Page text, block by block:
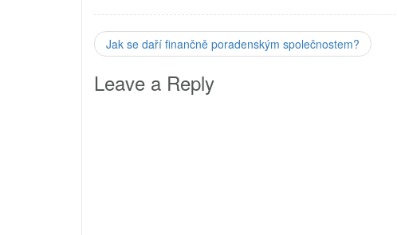
Jak se daří finančně poradenským společnostem?
Leave a Reply